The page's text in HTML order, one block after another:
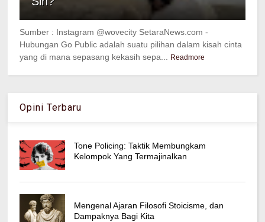
Sumber : Instagram @wovecity SetaraNews.com -
Hubungan Go Public adalah suatu pilihan dalam kisah cinta
yang di mana sepasang kekasih sepa...
Readmore
Opini Terbaru
Tone Policing: Taktik Membungkam
Kelompok Yang Termajinalkan
Mengenal Ajaran Filosofi Stoicisme, dan
Dampaknya Bagi Kita